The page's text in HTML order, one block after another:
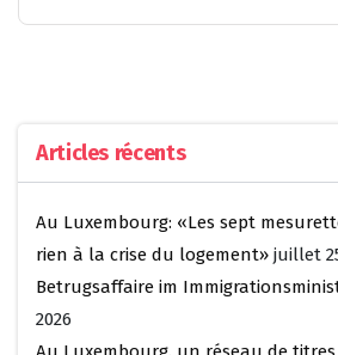
Articles récents
Au Luxembourg: «Les sept
rien à la crise du logement» juillet
Betrugsaffaire im
2026